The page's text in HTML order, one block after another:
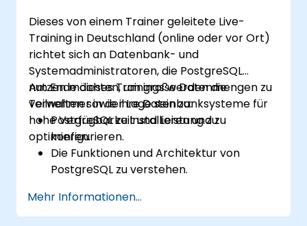
Dieses von einem Trainer geleitete Live-
Training in Deutschland (online oder vor Ort)
richtet sich an Datenbank- und
Systemadministratoren, die PostgreSQL
nutzen möchten, um große Datenmengen zu
verwalten sowie ihre Datenbanksysteme für
hohe Verfügbarkeit und Leistung zu
optimieren.
Am Ende dieses Trainings werden die
Teilnehmer in der Lage sein zu:
PostgreSQL zu installieren und zu
konfigurieren.
Die Funktionen und Architektur von
PostgreSQL zu verstehen.
durchzuführen.
Backups und Wiederherstellungen
Mehr Informationen...